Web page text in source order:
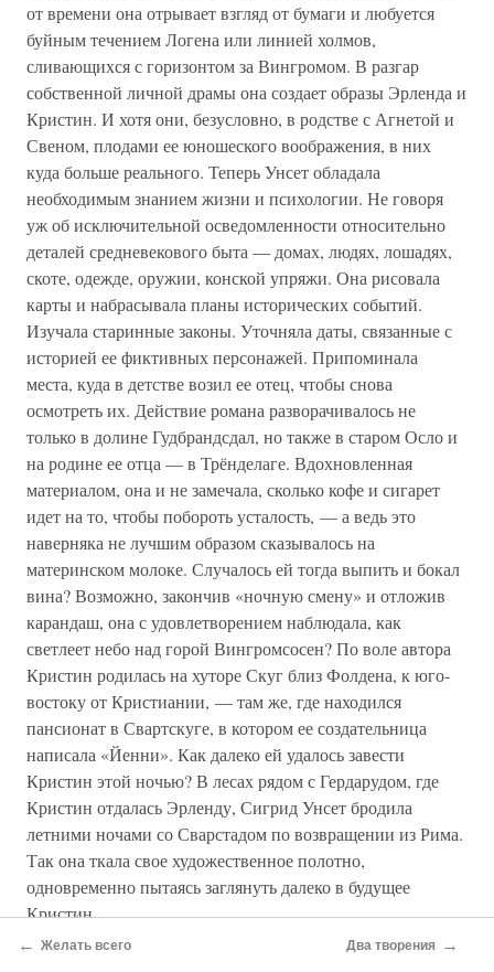
от времени она отрывает взгляд от бумаги и любуется
буйным течением Логена или линией холмов,
сливающихся с горизонтом за Вингромом. В разгар
собственной личной драмы она создает образы Эрленда и
Кристин. И хотя они, безусловно, в родстве с Агнетой и
Свеном, плодами ее юношеского воображения, в них
куда больше реального. Теперь Унсет обладала
необходимым знанием жизни и психологии. Не говоря
уж об исключительной осведомленности относительно
деталей средневекового быта — домах, людях, лошадях,
скоте, одежде, оружии, конской упряжи. Она рисовала
карты и набрасывала планы исторических событий.
Изучала старинные законы. Уточняла даты, связанные с
историей ее фиктивных персонажей. Припоминала
места, куда в детстве возил ее отец, чтобы снова
осмотреть их. Действие романа разворачивалось не
только в долине Гудбрандсдал, но также в старом Осло и
на родине ее отца — в Трёнделаге. Вдохновленная
материалом, она и не замечала, сколько кофе и сигарет
идет на то, чтобы побороть усталость, — а ведь это
наверняка не лучшим образом сказывалось на
материнском молоке. Случалось ей тогда выпить и бокал
вина? Возможно, закончив «ночную смену» и отложив
карандаш, она с удовлетворением наблюдала, как
светлеет небо над горой Вингромсосен? По воле автора
Кристин родилась на хуторе Скуг близ Фолдена, к юго-
востоку от Кристиании, — там же, где находился
пансионат в Свартскуге, в котором ее создательница
написала «Йенни». Как далеко ей удалось завести
Кристин этой ночью? В лесах рядом с Гердарудом, где
Кристин отдалась Эрленду, Сигрид Унсет бродила
летними ночами со Сварстадом по возвращении из Рима.
Так она ткала свое художественное полотно,
одновременно пытаясь заглянуть далеко в будущее
Кристин.
А как насчет ее собственного будущего? Под силу ли ей
← Желать всего Два творения →